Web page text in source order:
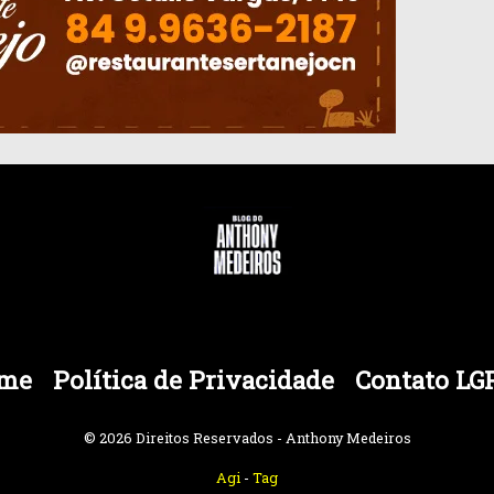
Política de Privacidade Contato
© 2026 Direitos Reservados - Anthony Medeiros
Agi - Tag